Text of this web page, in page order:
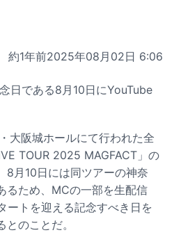
約1年前2025年08月02日 6:06
日である8月10日にYouTube
大阪城ホールにて行われた全
TOUR 2025 MAGFACT」の
8月10日には同ツアーの神奈
るため、MCの一部を生配信
ートを迎える記念すべき日を
のことだ。